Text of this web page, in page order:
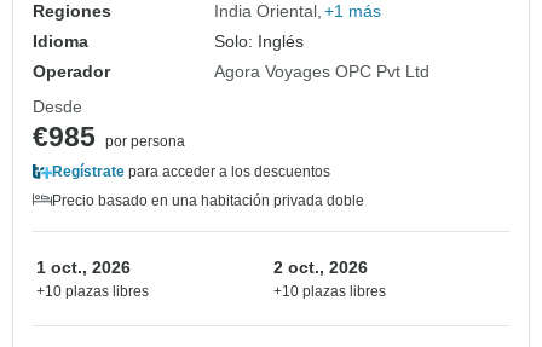
Regiones
India Oriental +1 más
Idioma
Solo: Inglés
Operador
Agora Voyages OPC Pvt Ltd
Desde
€985 por persona
Regístrate para acceder a los descuentos
Precio basado en una habitación privada doble
1 oct., 2026
+10 plazas libres
2 oct., 2026
+10 plazas libres